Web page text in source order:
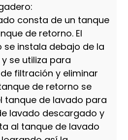
consta de un tanque
de retorno. El
se instala debajo de la
se utiliza para
filtración y eliminar
de retorno se
tanque de lavado para
lavado descargado y
al tanque de lavado